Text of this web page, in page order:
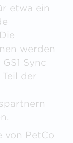
etwa ein
werden
Sync
der
von PetCo